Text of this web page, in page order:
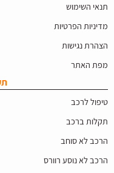
תנאי השימוש
מדיניות הפרטיות
הצהרת נגישות
מפת האתר
טיפול לרכב
תקלות ברכב
הרכב לא סוחב
הרכב לא נוסע רוורס